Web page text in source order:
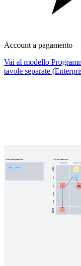
Account a pagamento
Vai al modello
tavole separate